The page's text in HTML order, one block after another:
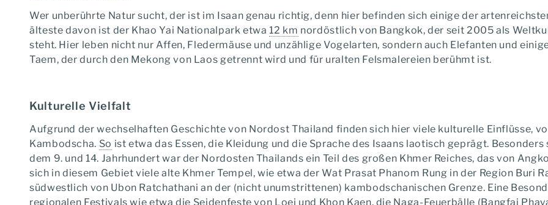
Wer unberührte Natur sucht, der ist im Isaan genau richtig, denn hier befinden sich einige der
älteste davon ist der Khao Yai Nationalpark etwa12 km nordöstlich von Bangkok, der seit 2005 als
steht. Hier leben nicht nur Affen, Fledermäuse und unzählige Vogelarten, sondern auch Elefanten und
Taem, der durch den Mekong von Laos getrennt wird und für uralten Felsmalereien berühmt ist.
Kulturelle Vielfalt
Aufgrund der wechselhaften Geschichte von Nordost Thailand finden sich hier viele kulturelle Einflüsse,
Kambodscha. So ist etwa das Essen, die Kleidung und die Sprache des Isaans laotisch geprägt.
dem 9. und 14. Jahrhundert war der Nordosten Thailands ein Teil des großen Khmer Reiches, das von
sich in diesem Gebiet viele alte Khmer Tempel, wie etwa der Wat Prasat Phanom Rung in der Region Buri
südwestlich von Ubon Ratchathani an der (nicht unumstrittenen) kambodschanischen Grenze. Eine
regionalen Festivals wie etwa die Seidenfeste von Loei und Khon Kaen, die Naga-Feuerbälle (Bangfai